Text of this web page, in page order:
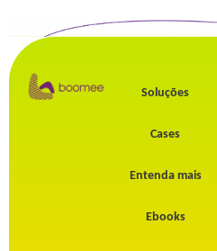
Soluções
Cases
Entenda mais
Ebooks